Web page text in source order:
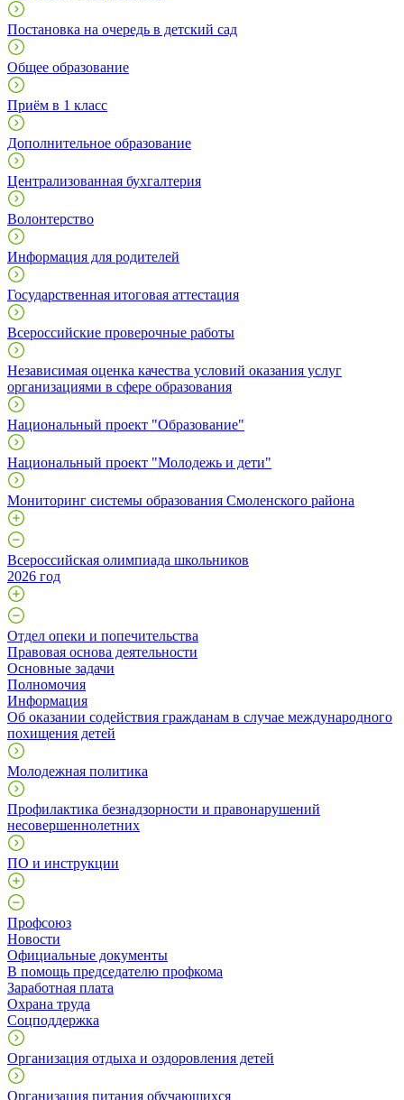
Постановка на очередь в детский сад
Общее образование
Приём в 1 класс
Дополнительное образование
Централизованная бухгалтерия
Волонтерство
Информация для родителей
Государственная итоговая аттестация
Всероссийские проверочные работы
Независимая оценка качества условий оказания услуг
организациями в сфере образования
Национальный проект "Образование"
Национальный проект "Молодежь и дети"
Мониторинг системы образования Смоленского района
Всероссийская олимпиада школьников
2026 год
Отдел опеки и попечительства
Правовая основа деятельности
Основные задачи
Полномочия
Информация
Об оказании содействия гражданам в случае международного
похищения детей
Молодежная политика
Профилактика безнадзорности и правонарушений
несовершеннолетних
ПО и инструкции
Профcоюз
Новости
Официальные документы
В помощь председателю профкома
Заработная плата
Охрана труда
Соцподдержка
Организация отдыха и оздоровления детей
Организация питания обучающихся